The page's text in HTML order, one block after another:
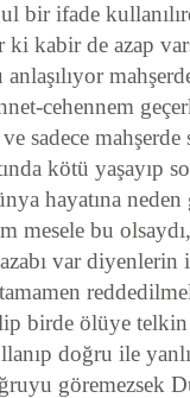
bir ifade
kabir de azap
cehennem
sadece mahşerde
kötü yaşayıp
hayatına
mesele bu
var
birde ölüye
doğru ile
göremezsek